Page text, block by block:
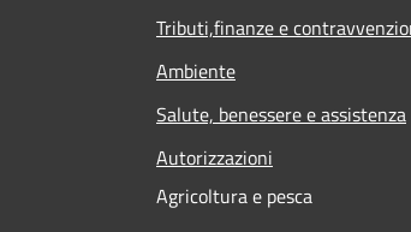
Tributi,finanze e
Ambiente
Salute, benessere e assistenza
Autorizzazioni
Agricoltura e pesca